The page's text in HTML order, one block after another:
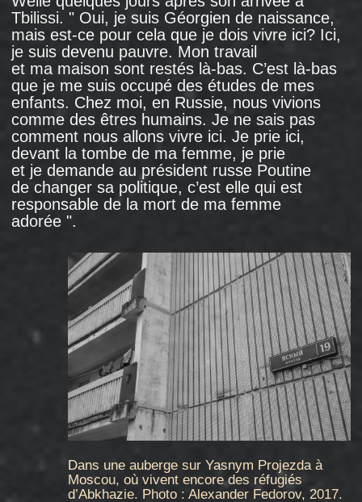
juridique, que les Abkhazes possédaient déjà.
Au fil des années, la situation s’est aggravée:
les passeports soviétiques ont été
progressivement supprimés, de sorte que les
réfugiés ont dû soit les échanger contre des
passeports géorgiens, soit demander
la citoyenneté russe. Et en 2002, la Russie
a adopté la loi " Sur le statut juridique des
citoyens étrangers ", qui rendait hors-la-loi
la majorité des réfugiés abkhazes: elle ne disait
rien sur le statut juridique des citoyens
étrangers ou des apatrides qui vivaient à cette
époque sur le territoire russe. Et il leur est
devenu de plus en plus difficile d'être
régularisés, surtout avec le début de la
" campagne anti-géorgienne ", lorsque les
personnes possédant un passeport géorgien
ont commencé à être perçues comme des
En 2001, l’usine de confection qui possédait
le foyer a changé de direction, et la famille
de Lamara Gegetchkori a été transférée d’une
chambre ordinaire à une pièce sans fenêtre
de 12 m², qui servait auparavant de salle
de repassage. Ils étaient quatreà vivre
dans
cette petite pièce: Lamara, son mari, leur fils
et sa femme. En avril 2007, son petit-fils Saba
. En sortant de la maternité, il a vécu
dans cette pièce sans fenêtre.
Les premières tentatives d’expulsion des
résidents du foyer ont eu lieu à l’automne
2006, sur fond de campagne anti-géorgienne.
À cette époque, les autorités russes avaient
marchés, et Lamara Gegetchkori devait
se cacher
dans les toilettes lors des contrôles
de police. Elle est restée le plus longtemps
possible en Russie, et n’est partie qu’en août